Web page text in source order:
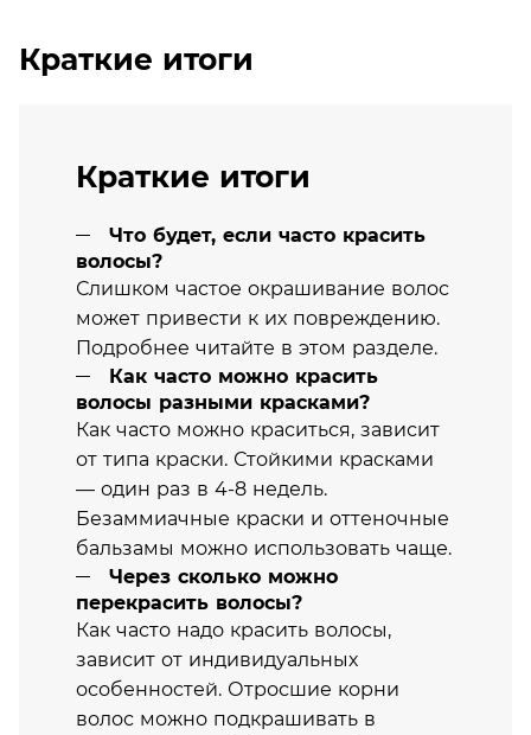
Краткие итоги
Краткие итоги
Что будет, если часто красить
волосы?
Слишком частое окрашивание волос
может привести к их повреждению.
Подробнее читайте в этом разделе.
Как часто можно красить
волосы разными красками?
Как часто можно краситься, зависит
от типа краски. Стойкими красками
— один раз в 4-8 недель.
Безаммиачные краски и оттеночные
бальзамы можно использовать чаще.
Через сколько можно
перекрасить волосы?
Как часто надо красить волосы,
зависит от индивидуальных
особенностей. Отросшие корни
волос можно подкрашивать в